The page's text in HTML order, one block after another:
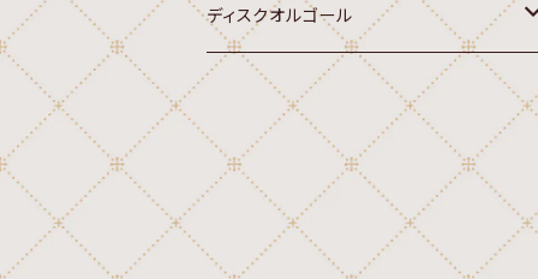
ディスクオルゴール
オルゴール
20弁ディスク(Sankyo,Rhythm 7")
22弁ディスク(Rhythm,Sankyo 4-3/
4")